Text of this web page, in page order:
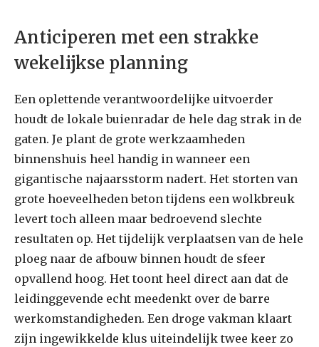
Anticiperen met een strakke
wekelijkse planning
Een oplettende verantwoordelijke uitvoerder
houdt de lokale buienradar de hele dag strak in de
gaten. Je plant de grote werkzaamheden
binnenshuis heel handig in wanneer een
gigantische najaarsstorm nadert. Het storten van
grote hoeveelheden beton tijdens een wolkbreuk
levert toch alleen maar bedroevend slechte
resultaten op. Het tijdelijk verplaatsen van de hele
ploeg naar de afbouw binnen houdt de sfeer
opvallend hoog. Het toont heel direct aan dat de
leidinggevende echt meedenkt over de barre
werkomstandigheden. Een droge vakman klaart
zijn ingewikkelde klus uiteindelijk twee keer zo